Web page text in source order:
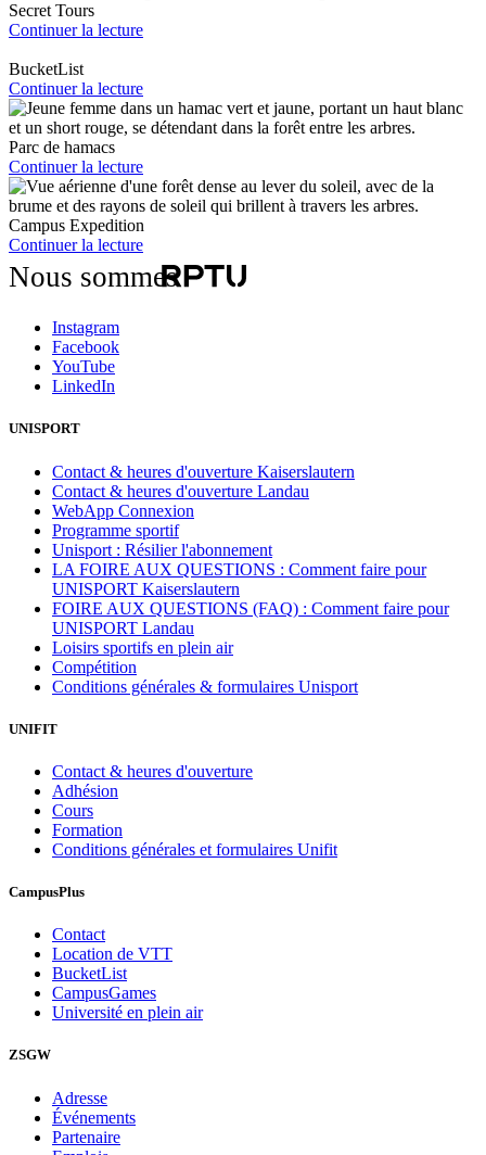
Secret Tours
Continuer la lecture
BucketList
Continuer la lecture
Parc de hamacs
Continuer la lecture
Campus Expedition
Continuer la lecture
Nous sommes
Instagram
Facebook
YouTube
LinkedIn
UNISPORT
Contact & heures d'ouverture Kaiserslautern
Contact & heures d'ouverture Landau
WebApp Connexion
Programme sportif
Unisport : Résilier l'abonnement
LA FOIRE AUX QUESTIONS : Comment faire pour
UNISPORT Kaiserslautern
FOIRE AUX QUESTIONS (FAQ) : Comment faire pour
UNISPORT Landau
Loisirs sportifs en plein air
Compétition
Conditions générales & formulaires Unisport
UNIFIT
Contact & heures d'ouverture
Adhésion
Cours
Formation
Conditions générales et formulaires Unifit
CampusPlus
Contact
Location de VTT
BucketList
CampusGames
Université en plein air
ZSGW
Adresse
Événements
Partenaire